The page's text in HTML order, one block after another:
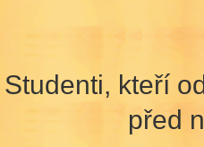
Studenti, kteří
před